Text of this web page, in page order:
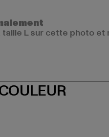
L sur cette photo et